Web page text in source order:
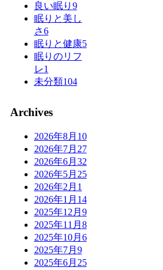
良い眠り 9
眠りと美し
さ6
眠りと健康5
眠りのリフ
レ1
未分類104
Archives
2026年8月 10
2026年7月 27
2026年6月 32
2026年5月 25
2026年2月 1
2026年1月 14
2025年12月 9
2025年11月 8
2025年10月 6
2025年7月 9
2025年6月 25